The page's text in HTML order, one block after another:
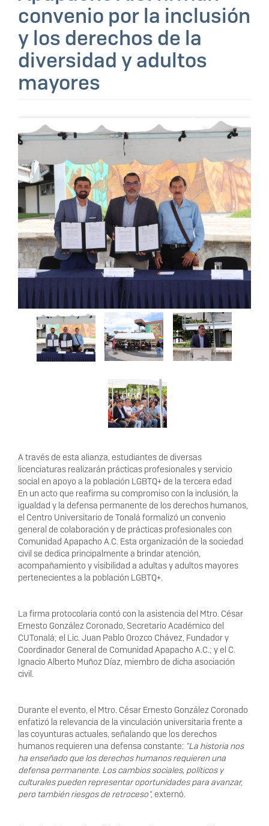
convenio por la inclusión
y los derechos de la
diversidad y adultos
mayores
A través de esta alianza, estudiantes de diversas
licenciaturas realizarán prácticas profesionales y servicio
social en apoyo a la población LGBTQ+ de la tercera edad
En un acto que reafirma su compromiso con la inclusión, la
igualdad y la defensa permanente de los derechos humanos,
el Centro Universitario de Tonalá formalizó un convenio
general de colaboración y de prácticas profesionales con
Comunidad Apapacho A.C. Esta organización de la sociedad
civil se dedica principalmente a brindar atención,
acompañamiento y visibilidad a adultas y adultos mayores
pertenecientes a la población LGBTQ+.
La firma protocolaria contó con la asistencia del Mtro. César
Ernesto González Coronado, Secretario Académico del
CUTonalá; el Lic. Juan Pablo Orozco Chávez, Fundador y
Coordinador General de Comunidad Apapacho A.C.; y el C.
Ignacio Alberto Muñoz Díaz, miembro de dicha asociación
civil.
Durante el evento, el Mtro. César Ernesto González Coronado
enfatizó la relevancia de la vinculación universitaria frente a
las coyunturas actuales, señalando que los derechos
humanos requieren una defensa constante: "La historia nos
ha enseñado que los derechos humanos requieren una
defensa permanente. Los cambios sociales, políticos y
culturales pueden representar oportunidades para avanzar,
pero también riesgos de retroceso", externó.